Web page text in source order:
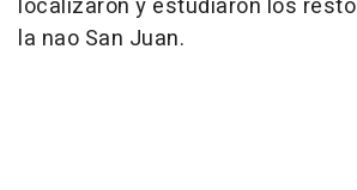
localizaron y estudiaron los
la nao San Juan.